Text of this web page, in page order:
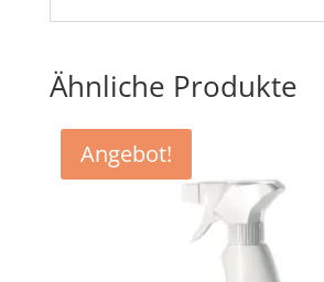
Ähnliche Produkte
Angebot!